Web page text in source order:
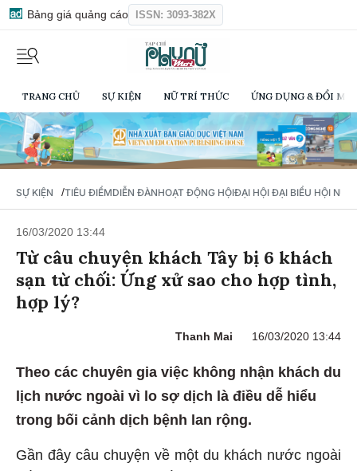
Bảng giá quảng cáo ISSN: 3093-382X
TRANG CHỦ SỰ KIỆN NỮ TRÍ THỨC ỨNG DỤNG & ĐỔI
SỰ KIỆN / TIÊU ĐIỂMDIỄN ĐÀNHOẠT ĐỘNG HỘIĐẠI HỘI ĐẠI BIỂU HỘI NỮ
16/03/2020 13:44
Từ câu chuyện khách Tây bị 6 khách
sạn từ chối: Ứng xử sao cho hợp tình,
hợp lý?
Thanh Mai 16/03/2020 13:44
Theo các chuyên gia việc không nhận khách du
lịch nước ngoài vì lo sợ dịch là điều dễ hiểu
trong bối cảnh dịch bệnh lan rộng.
Gần đây câu chuyện về một du khách nước ngoài